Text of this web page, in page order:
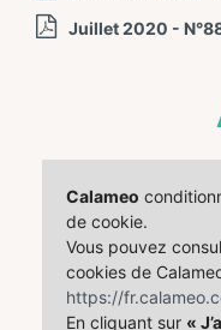
Juillet 2020 -
Calameo
de cookie.
Vous pouvez
cookies de
https://
En cliquant sur «